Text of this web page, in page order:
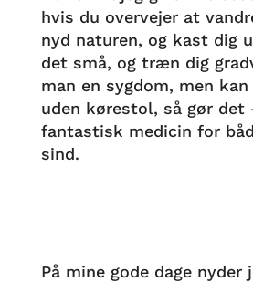
hvis du overvejer at
nyd naturen, og kast dig
det små, og træn dig
man en sygdom, men
uden kørestol, så gør det
fantastisk medicin for
sind.
På mine gode dage nyder